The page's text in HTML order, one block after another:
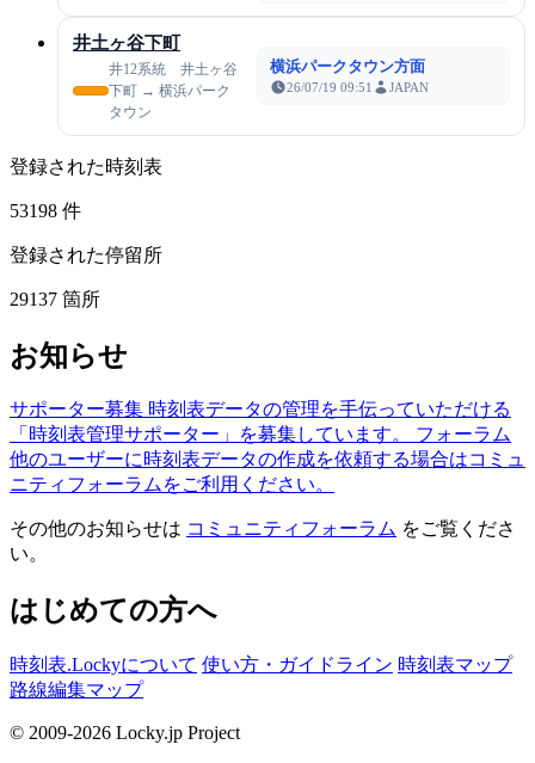
井土ヶ谷下町
井12系統 井土ヶ谷
下町 → 横浜パーク
タウン
横浜パークタウン方面
26/07/19 09:51 JAPAN
登録された時刻表
53198 件
登録された停留所
29137 箇所
お知らせ
サポーター募集 時刻表データの管理を手伝っていただける
「時刻表管理サポーター」を募集しています。
フォーラム
他のユーザーに時刻表データの作成を依頼する場合はコミュ
ニティフォーラムをご利用ください。
その他のお知らせは コミュニティフォーラム をご覧くださ
い。
はじめての方へ
時刻表.Lockyについて 使い方・ガイドライン 時刻表マップ
路線編集マップ
© 2009-2026 Locky.jp Project